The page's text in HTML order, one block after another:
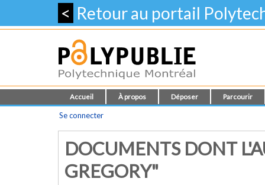
< Retour au portail
Accueil À propos Déposer Parcourir
Se connecter
DOCUMENTS DONT
GREGORY"